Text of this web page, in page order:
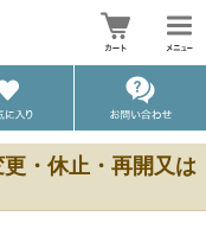
・休止・再開又は